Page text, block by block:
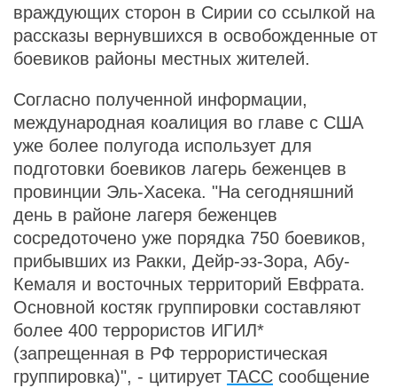
враждующих сторон в Сирии со ссылкой на
рассказы вернувшихся в освобожденные от
боевиков районы местных жителей.
Согласно полученной информации,
международная коалиция во главе с США
уже более полугода использует для
подготовки боевиков лагерь беженцев в
провинции Эль-Хасека. "На сегодняшний
день в районе лагеря беженцев
сосредоточено уже порядка 750 боевиков,
прибывших из Ракки, Дейр-эз-Зора, Абу-
Кемаля и восточных территорий Евфрата.
Основной костяк группировки составляют
более 400 террористов ИГИЛ*
(запрещенная в РФ террористическая
группировка)", - цитирует ТАСС сообщение